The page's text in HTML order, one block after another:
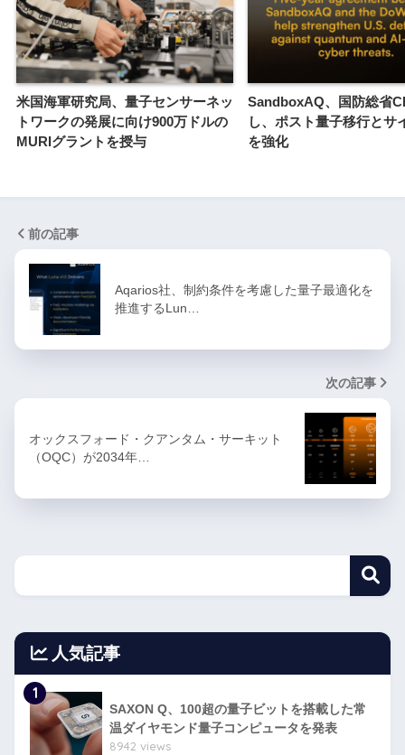
米国海軍研究局、量子センサーネッ
トワークの発展に向け900万ドルの
MURIグラントを授与
SandboxAQ、国防総省
し、ポスト量子移行とサ
を強化
前の記事
Aqarios社、制約条件を考慮した量子最適化を
推進するLun…
次の記事
オックスフォード・クアンタム・サーキット
（OQC）が2034年…
人気記事
1
SAXON Q、100超の量子ビットを搭載した常
温ダイヤモンド量子コンピュータを発表
8942 views